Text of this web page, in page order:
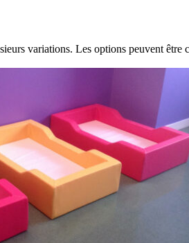
variations. Les options peuvent être